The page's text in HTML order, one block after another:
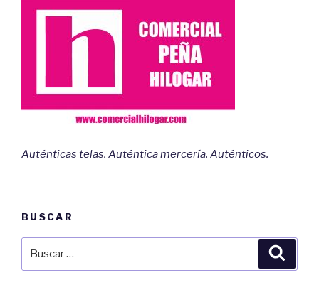
Auténticas telas. Auténtica mercería. Auténticos.
BUSCAR